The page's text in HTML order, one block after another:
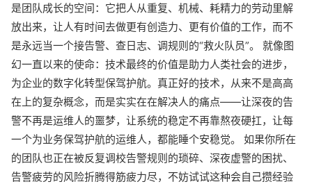
是团队成长的空间：它把人从重复、机械、耗精力的劳动里解
放出来，让人有时间去做更有创造力、更有价值的工作，而不
是永远当一个接告警、查日志、调规则的“救火队员”。 就像图
幻一直以来的使命：技术最终的价值是助力人类社会的进步，
为企业的数字化转型保驾护航。真正好的技术，从来不是高高
在上的复杂概念，而是实实在在解决人的痛点——让深夜的告
警不再是运维人的噩梦，让系统的稳定不再靠熬夜硬扛，让每
一个为业务保驾护航的运维人，都能睡个安稳觉。 如果你所在
的团队也正在被反复调校告警规则的琐碎、深夜虚警的困扰、
告警疲劳的风险折腾得筋疲力尽，不妨试试这种会自己攒经验